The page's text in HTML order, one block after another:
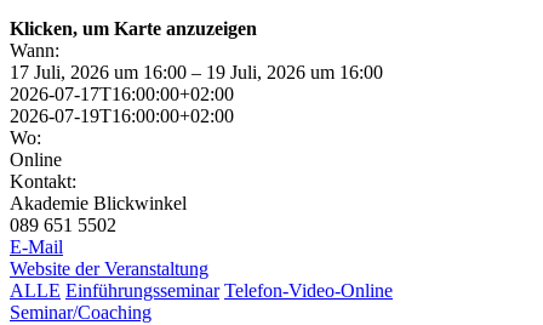
Klicken, um Karte anzuzeigen
Wann:
17 Juli, 2026 um 16:00 – 19 Juli, 2026 um 16:00
2026-07-17T16:00:00+02:00
2026-07-19T16:00:00+02:00
Wo:
Online
Kontakt:
Akademie Blickwinkel
089 651 5502
E-Mail
Website der Veranstaltung
ALLE Einführungsseminar Telefon-Video-Online
Seminar/Coaching